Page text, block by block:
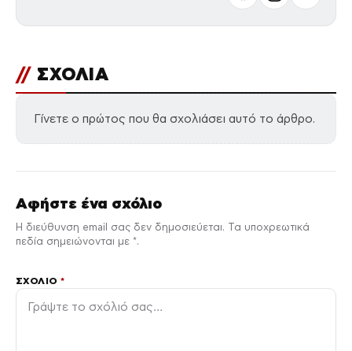
// ΣΧΟΛΙΑ
Γίνετε ο πρώτος που θα σχολιάσει αυτό το άρθρο.
Αφήστε ένα σχόλιο
Η διεύθυνση email σας δεν δημοσιεύεται. Τα υποχρεωτικά
πεδία σημειώνονται με *.
ΣΧΌΛΙΟ*